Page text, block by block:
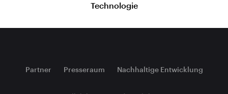
Technologie
Partner Presseraum Nachhaltige Entwicklung